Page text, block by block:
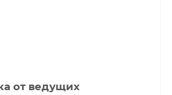
от ведущих